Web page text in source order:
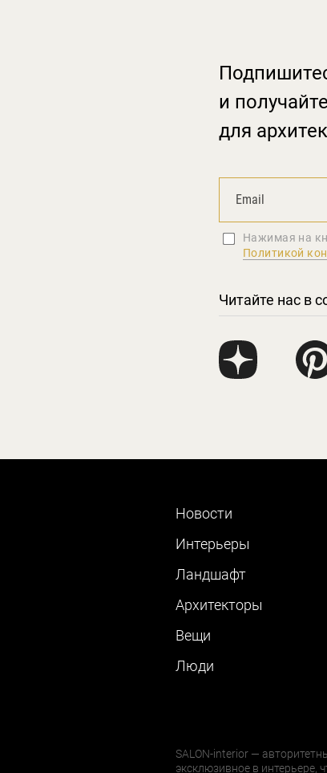
и
для
Нажимая на
Политикой
Читайте нас в
Новости
Интерьеры
Ландшафт
Архитекторы
Вещи
Люди
SALON-interior —
эксклюзивное в интерьере,